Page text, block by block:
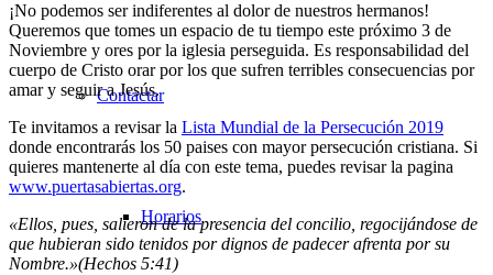
Contactar
Horarios
¡No podemos ser indiferentes al dolor de nuestros hermanos!
Queremos que tomes un espacio de tu tiempo este próximo 3 de
Noviembre y ores por la iglesia perseguida. Es responsabilidad del
cuerpo de Cristo orar por los que sufren terribles consecuencias por
amar y seguir a Jesús.
Te invitamos a revisar la Lista Mundial de la Persecución 2019
donde encontrarás los 50 paises con mayor persecución cristiana. Si
quieres mantenerte al día con este tema, puedes revisar la pagina
www.puertasabiertas.org.
«Ellos, pues, salieron de la presencia del concilio, regocijándose de
que hubieran sido tenidos por dignos de padecer afrenta por su
Nombre.»(Hechos 5:41)